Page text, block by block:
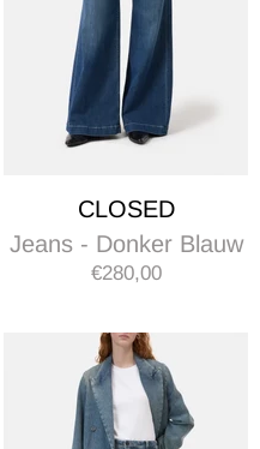
CLOSED
Jeans - Donker Blauw
€280,00